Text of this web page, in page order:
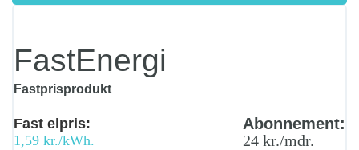
FastEnergi
Fastprisprodukt
Fast elpris:
1,59 kr./kWh.
Abonnement:
24 kr./mdr.